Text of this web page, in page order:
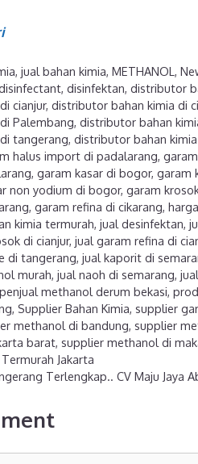
,jual bahan kimia,METHANOL,
,disinfektan,distributor
cianjur, distributor bahan kimia di
Palembang, distributor bahan
tangerang, distributor bahan
halus import di padalarang,
, garam kasar di bogor, garam
non yodium di bogor, garam
, garam refina di cikarang,
kimia termurah, jual desinfektan,
di cianjur, jual garam refina di
di tangerang, jual kaporit di
murah, jual naoh di semarang,
penjual methanol derum bekasi,
, Supplier Bahan Kimia, supplier
methanol di bandung, supplier
barat, supplier methanol di
Jakarta
Terlengkap.. CV Maju Jaya